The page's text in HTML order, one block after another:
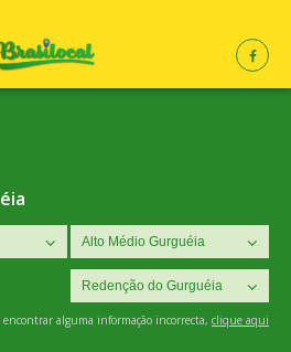
encontrar alguma informação incorrecta, clique aqui